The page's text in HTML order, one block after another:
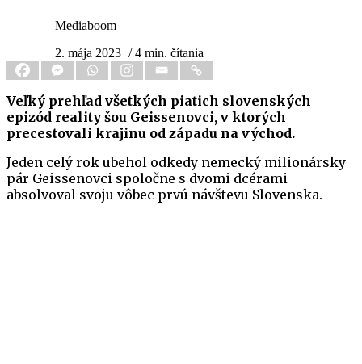
Mediaboom
2. mája 2023 / 4 min. čítania
Veľký prehľad všetkých piatich slovenských
epizód reality šou Geissenovci, v ktorých
precestovali krajinu od západu na východ.
Jeden celý rok ubehol odkedy nemecký milionársky
pár Geissenovci spoločne s dvomi dcérami
absolvoval svoju vôbec prvú návštevu Slovenska.